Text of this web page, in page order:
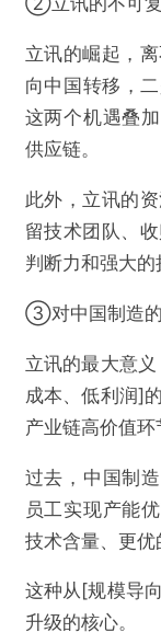
立讯的崛起，
向中国转移，
这两个机遇叠
供应链。
此外，立讯的
留技术团队、
判断力和强大的
③对中国制造的
立讯的最大意
成本、低利润]
产业链高价值环
过去，中国制
员工实现产能
技术含量、更优
这种从[规模导
升级的核心。